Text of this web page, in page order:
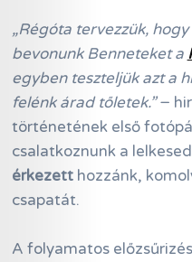
„Régóta tervezzük,
bevonunk Benneteket a
egyben teszteljük azt a
felénk árad tőletek.”−
történetének első
csalatkoznunk a
érkezetthozzánk,
csapatát.
A folyamatos